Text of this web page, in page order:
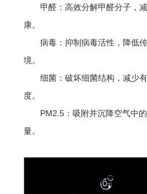
甲醛：高效分解甲醛分子，
康。
病毒：抑制病毒活性，降低
境。
细菌：破坏细菌结构，减少
度。
PM2.5：吸附并沉降空气中
量。